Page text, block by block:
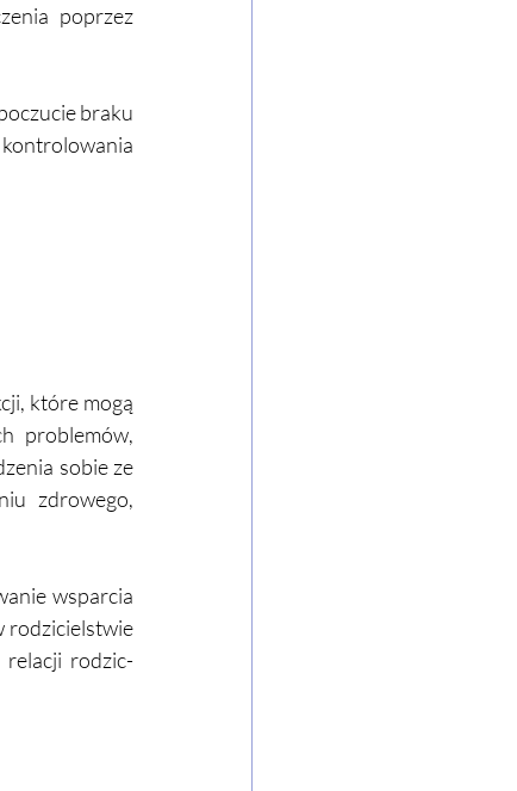
poprzez
braku
które mogą
problemów,
sobie ze
zdrowego,
wsparcia
rodzicielstwie
rodzic-